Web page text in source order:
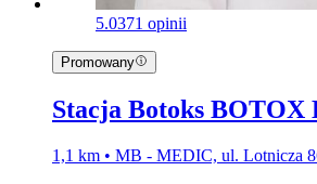
5.0371 opinii
Promowany
Stacja Botoks
1,1 km • MB - MEDIC, ul. Lotnicza